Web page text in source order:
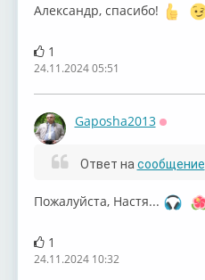
Александр, спасибо!
1
24.11.2024 05:51
Gaposha2013
Ответ на сообщение
Пожалуйста, Настя...
1
24.11.2024 10:32